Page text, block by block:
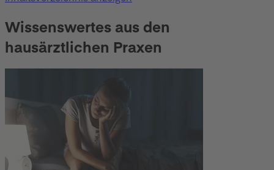
Wissenswertes aus den
hausärztlichen Praxen